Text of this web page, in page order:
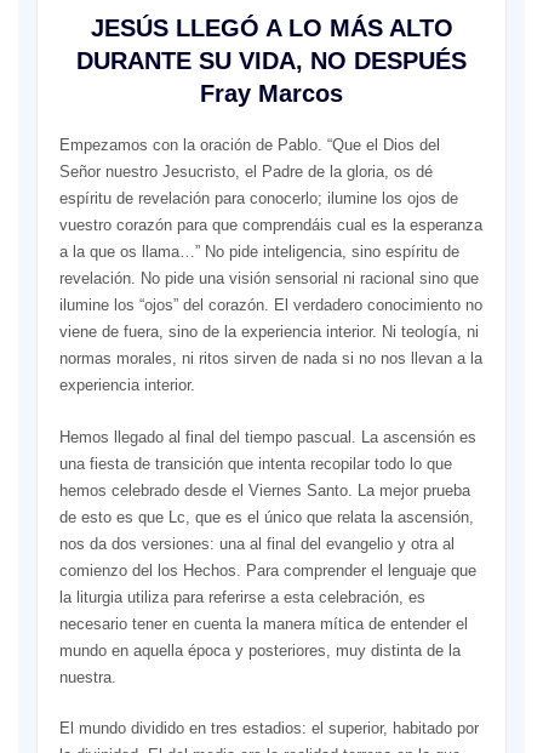
JESÚS LLEGÓ A LO MÁS ALTO
DURANTE SU VIDA, NO DESPUÉS
Fray Marcos
Empezamos con la oración de Pablo. “Que el Dios del
Señor nuestro Jesucristo, el Padre de la gloria, os dé
espíritu de revelación para conocerlo; ilumine los ojos de
vuestro corazón para que comprendáis cual es la esperanza
a la que os llama…” No pide inteligencia, sino espíritu de
revelación. No pide una visión sensorial ni racional sino que
ilumine los “ojos” del corazón. El verdadero conocimiento no
viene de fuera, sino de la experiencia interior. Ni teología, ni
normas morales, ni ritos sirven de nada si no nos llevan a la
experiencia interior.
Hemos llegado al final del tiempo pascual. La ascensión es
una fiesta de transición que intenta recopilar todo lo que
hemos celebrado desde el Viernes Santo. La mejor prueba
de esto es que Lc, que es el único que relata la ascensión,
nos da dos versiones: una al final del evangelio y otra al
comienzo del los Hechos. Para comprender el lenguaje que
la liturgia utiliza para referirse a esta celebración, es
necesario tener en cuenta la manera mítica de entender el
mundo en aquella época y posteriores, muy distinta de la
nuestra.
El mundo dividido en tres estadios: el superior, habitado por